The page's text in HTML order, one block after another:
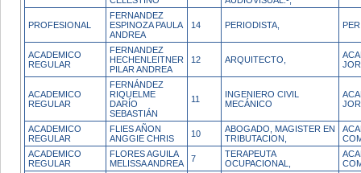
PROFESIONAL
FERNANDEZ
ESPINOZA PAULA
ANDREA
14 PERIODISTA,
ACADEMICO
REGULAR
FERNANDEZ
HECHENLEITNER
PILAR ANDREA
12 ARQUITECTO,
ACADEMICO
REGULAR
FERNÁNDEZ
RIQUELME
DARÍO
SEBASTIÁN
11
INGENIERO CIVIL
MECÁNICO
ACADEMICO
REGULAR
FLIES AÑON
ANGGIE CHRIS
10
ABOGADO, MAGISTER EN
TRIBUTACION,
ACADEMICO
REGULAR
FLORES AGUILA
MELISSA ANDREA
7
TERAPEUTA
OCUPACIONAL,